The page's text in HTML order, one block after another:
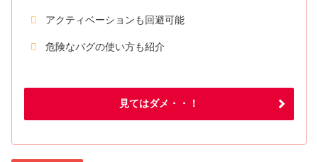
アクティベーションも回避可能
危険なバグの使い方も紹介
見てはダメ・・！